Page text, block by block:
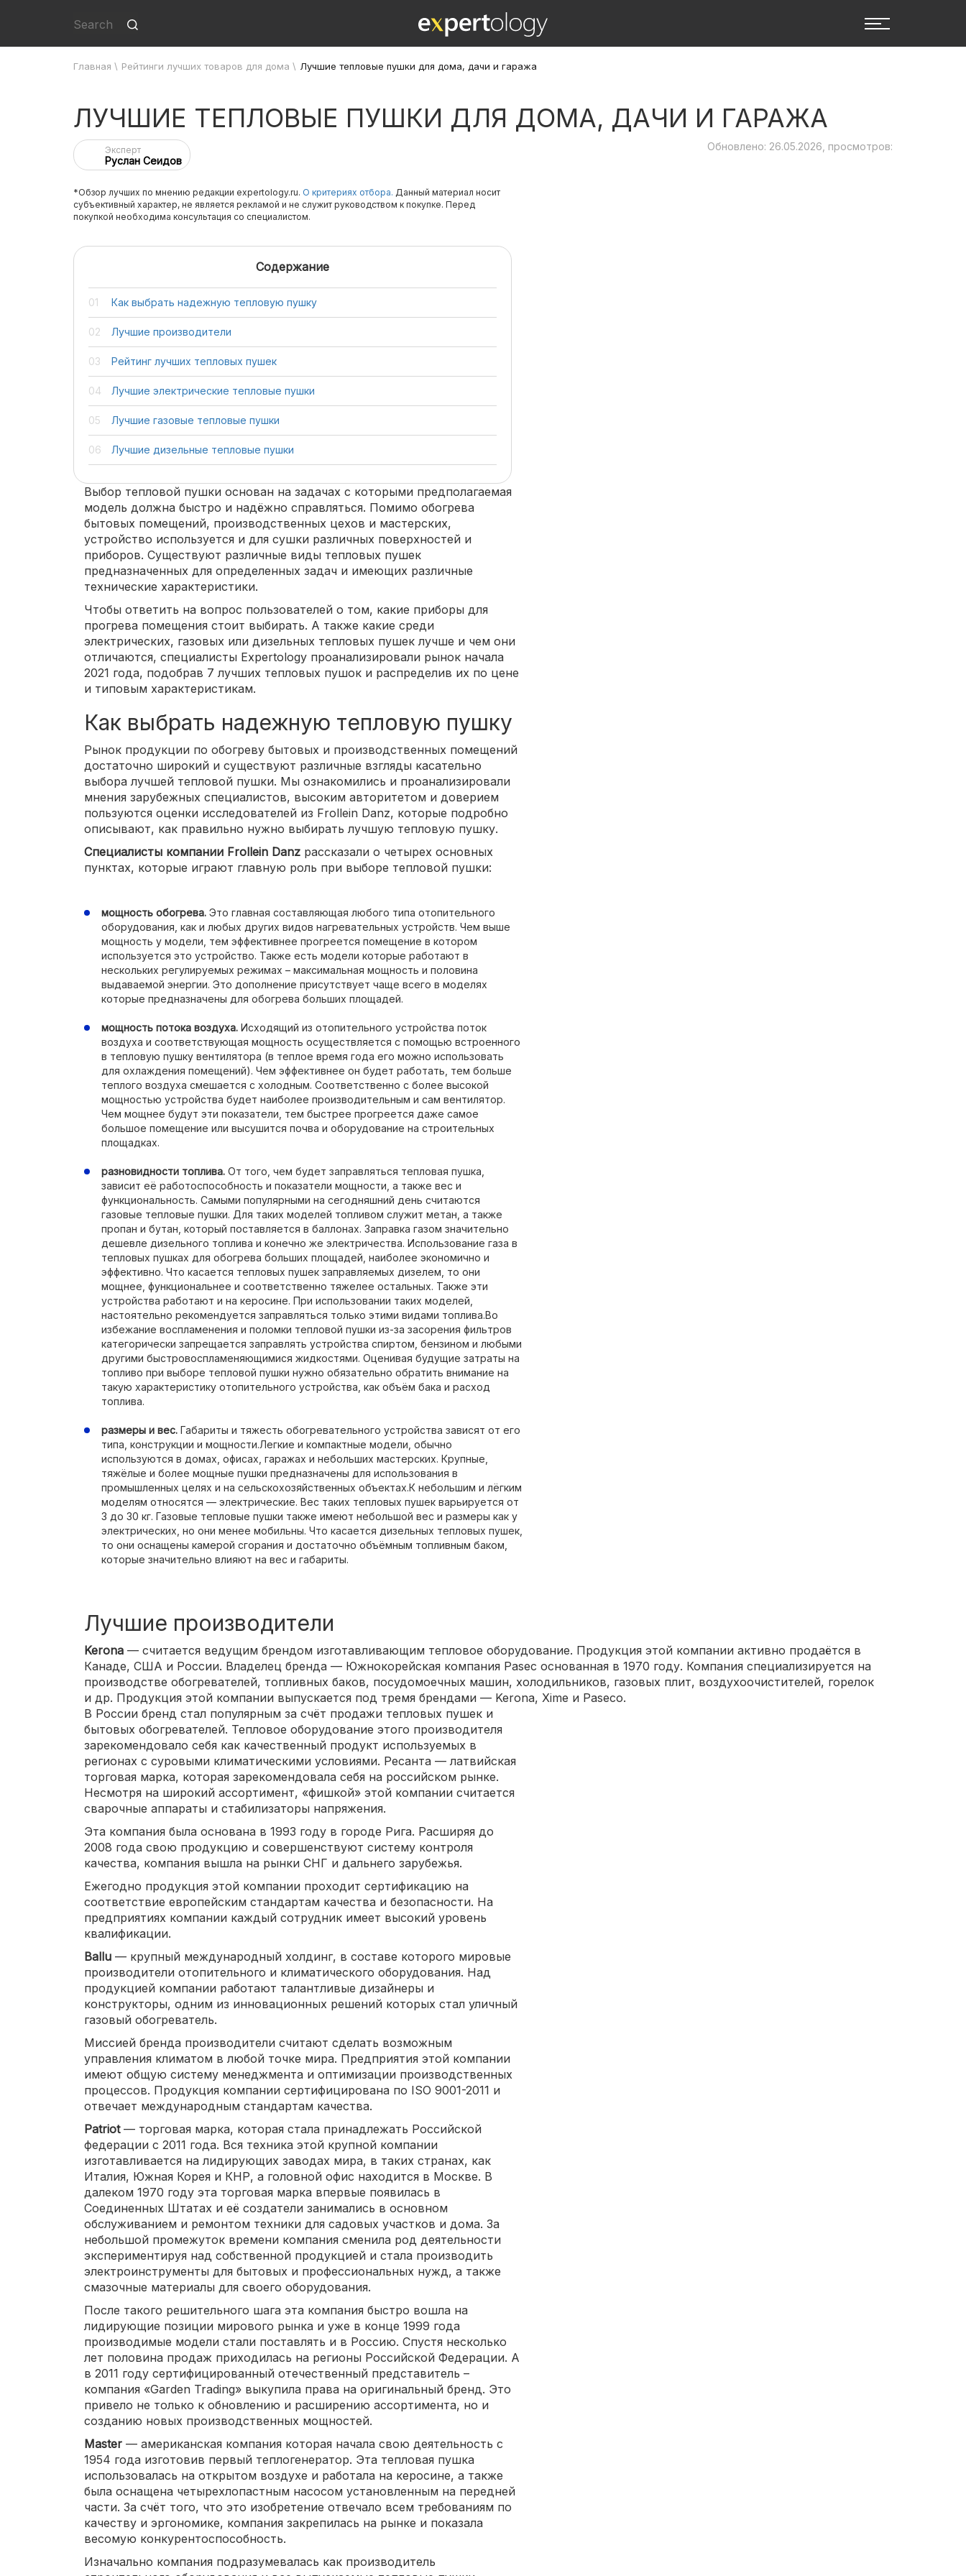
Главная \ Рейтинги лучших товаров для дома \ Лучшие тепловые пушки для дома, дачи и гаража
ЛУЧШИЕ ТЕПЛОВЫЕ ПУШКИ ДЛЯ ДОМА, ДАЧИ И ГАРАЖА
Эксперт
Руслан Сеидов
Обновлено: 26.05.2026, просмотров:
*Обзор лучших по мнению редакции expertology.ru. О критериях отбора. Данный материал носит
субъективный характер, не является рекламой и не служит руководством к покупке. Перед
покупкой необходима консультация со специалистом.
Содержание
Как выбрать надежную тепловую пушку
Лучшие производители
Рейтинг лучших тепловых пушек
Лучшие электрические тепловые пушки
Лучшие газовые тепловые пушки
Лучшие дизельные тепловые пушки
Выбор тепловой пушки основан на задачах с которыми предполагаемая
модель должна быстро и надёжно справляться. Помимо обогрева
бытовых помещений, производственных цехов и мастерских,
устройство используется и для сушки различных поверхностей и
приборов. Существуют различные виды тепловых пушек
предназначенных для определенных задач и имеющих различные
технические характеристики.
Чтобы ответить на вопрос пользователей о том, какие приборы для
прогрева помещения стоит выбирать. А также какие среди
электрических, газовых или дизельных тепловых пушек лучше и чем они
отличаются, специалисты Expertology проанализировали рынок начала
2021 года, подобрав 7 лучших тепловых пушок и распределив их по цене
и типовым характеристикам.
Как выбрать надежную тепловую пушку
Рынок продукции по обогреву бытовых и производственных помещений
достаточно широкий и существуют различные взгляды касательно
выбора лучшей тепловой пушки. Мы ознакомились и проанализировали
мнения зарубежных специалистов, высоким авторитетом и доверием
пользуются оценки исследователей из Frollein Danz, которые подробно
описывают, как правильно нужно выбирать лучшую тепловую пушку.
Специалисты компании Frollein Danz рассказали о четырех основных
пунктах, которые играют главную роль при выборе тепловой пушки:
мощность обогрева. Это главная составляющая любого типа отопительного
оборудования, как и любых других видов нагревательных устройств. Чем выше
мощность у модели, тем эффективнее прогреется помещение в котором
используется это устройство. Также есть модели которые работают в
нескольких регулируемых режимах – максимальная мощность и половина
выдаваемой энергии. Это дополнение присутствует чаще всего в моделях
которые предназначены для обогрева больших площадей.
мощность потока воздуха. Исходящий из отопительного устройства поток
воздуха и соответствующая мощность осуществляется с помощью встроенного
в тепловую пушку вентилятора (в теплое время года его можно использовать
для охлаждения помещений). Чем эффективнее он будет работать, тем больше
теплого воздуха смешается с холодным. Соответственно с более высокой
мощностью устройства будет наиболее производительным и сам вентилятор.
Чем мощнее будут эти показатели, тем быстрее прогреется даже самое
большое помещение или высушится почва и оборудование на строительных
площадках.
разновидности топлива. От того, чем будет заправляться тепловая пушка,
зависит её работоспособность и показатели мощности, а также вес и
функциональность. Самыми популярными на сегодняшний день считаются
газовые тепловые пушки. Для таких моделей топливом служит метан, а также
пропан и бутан, который поставляется в баллонах. Заправка газом значительно
дешевле дизельного топлива и конечно же электричества. Использование газа в
тепловых пушках для обогрева больших площадей, наиболее экономично и
эффективно. Что касается тепловых пушек заправляемых дизелем, то они
мощнее, функциональнее и соответственно тяжелее остальных. Также эти
устройства работают и на керосине. При использовании таких моделей,
настоятельно рекомендуется заправляться только этими видами топлива.Во
избежание воспламенения и поломки тепловой пушки из-за засорения фильтров
категорически запрещается заправлять устройства спиртом, бензином и любыми
другими быстровоспламеняющимися жидкостями. Оценивая будущие затраты на
топливо при выборе тепловой пушки нужно обязательно обратить внимание на
такую характеристику отопительного устройства, как объём бака и расход
топлива.
размеры и вес. Габариты и тяжесть обогревательного устройства зависят от его
типа, конструкции и мощности.Легкие и компактные модели, обычно
используются в домах, офисах, гаражах и небольших мастерских. Крупные,
тяжёлые и более мощные пушки предназначены для использования в
промышленных целях и на сельскохозяйственных объектах.К небольшим и лёгким
моделям относятся — электрические. Вес таких тепловых пушек варьируется от
3 до 30 кг. Газовые тепловые пушки также имеют небольшой вес и размеры как у
электрических, но они менее мобильны. Что касается дизельных тепловых пушек,
то они оснащены камерой сгорания и достаточно объёмным топливным баком,
которые значительно влияют на вес и габариты.
Лучшие производители
Kerona — считается ведущим брендом изготавливающим тепловое оборудование. Продукция этой компании активно продаётся в
Канаде, США и России. Владелец бренда — Южнокорейская компания Pasec основанная в 1970 году. Компания специализируется на
производстве обогревателей, топливных баков, посудомоечных машин, холодильников, газовых плит, воздухоочистителей, горелок
и др. Продукция этой компании выпускается под тремя брендами — Kerona, Xime и Paseco.
В России бренд стал популярным за счёт продажи тепловых пушек и
бытовых обогревателей. Тепловое оборудование этого производителя
зарекомендовало себя как качественный продукт используемых в
регионах с суровыми климатическими условиями. Ресанта — латвийская
торговая марка, которая зарекомендовала себя на российском рынке.
Несмотря на широкий ассортимент, «фишкой» этой компании считается
сварочные аппараты и стабилизаторы напряжения.
Эта компания была основана в 1993 году в городе Рига. Расширяя до
2008 года свою продукцию и совершенствуют систему контроля
качества, компания вышла на рынки СНГ и дальнего зарубежья.
Ежегодно продукция этой компании проходит сертификацию на
соответствие европейским стандартам качества и безопасности. На
предприятиях компании каждый сотрудник имеет высокий уровень
квалификации.
Ballu — крупный международный холдинг, в составе которого мировые
производители отопительного и климатического оборудования. Над
продукцией компании работают талантливые дизайнеры и
конструкторы, одним из инновационных решений которых стал уличный
газовый обогреватель.
Миссией бренда производители считают сделать возможным
управления климатом в любой точке мира. Предприятия этой компании
имеют общую систему менеджмента и оптимизации производственных
процессов. Продукция компании сертифицирована по ISO 9001-2011 и
отвечает международным стандартам качества.
Patriot — торговая марка, которая стала принадлежать Российской
федерации с 2011 года. Вся техника этой крупной компании
изготавливается на лидирующих заводах мира, в таких странах, как
Италия, Южная Корея и КНР, а головной офис находится в Москве. В
далеком 1970 году эта торговая марка впервые появилась в
Соединенных Штатах и её создатели занимались в основном
обслуживанием и ремонтом техники для садовых участков и дома. За
небольшой промежуток времени компания сменила род деятельности
экспериментируя над собственной продукцией и стала производить
электроинструменты для бытовых и профессиональных нужд, а также
смазочные материалы для своего оборудования.
После такого решительного шага эта компания быстро вошла на
лидирующие позиции мирового рынка и уже в конце 1999 года
производимые модели стали поставлять и в Россию. Спустя несколько
лет половина продаж приходилась на регионы Российской Федерации. А
в 2011 году сертифицированный отечественный представитель –
компания «Garden Trading» выкупила права на оригинальный бренд. Это
привело не только к обновлению и расширению ассортимента, но и
созданию новых производственных мощностей.
Master — американская компания которая начала свою деятельность с
1954 года изготовив первый теплогенератор. Эта тепловая пушка
использовалась на открытом воздухе и работала на керосине, а также
была оснащена четырехлопастным насосом установленным на передней
части. За счёт того, что это изобретение отвечало всем требованиям по
качеству и эргономике, компания закрепилась на рынке и показала
весомую конкурентоспособность.
Изначально компания подразумевалась как производитель